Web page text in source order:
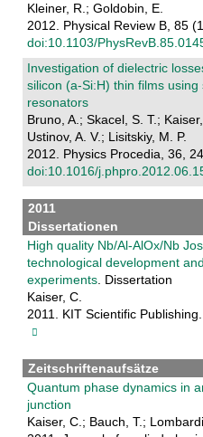
Kleiner, R.; Goldobin, E.
2012. Physical Review B, 85
doi:10.1103/
Investigation of dielectric
silicon (a-Si:H) thin films
resonators
Bruno, A.; Skacel, S. T.;
Ustinov, A. V.; Lisitskiy, M. P.
2012. Physics Procedia, 36,
doi:10.1016/
2011
Dissertationen
High quality Nb/Al-AlOx/Nb
technological development
experiments. Dissertation
Kaiser, C.
2011. KIT Scientific Publishing.
Zeitschriftenaufsätze
Quantum phase dynamics in
junction
Kaiser, C.; Bauch, T.;